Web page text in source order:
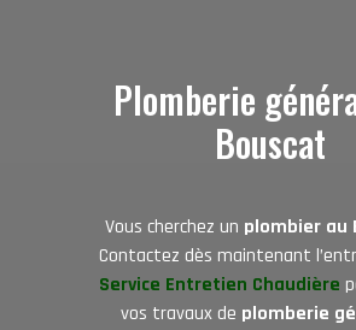
Plomberie
Bouscat
Vous cherchez un plombier au
Contactez dès maintenant
Service Entretien Chaudière
vos travaux de plomberie